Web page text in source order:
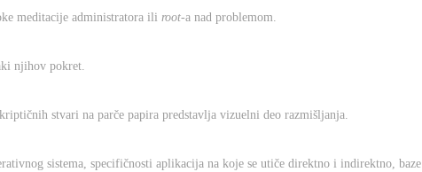
meditacije administratora ili root-a nad problemom.
njihov pokret.
stvari na parče papira predstavlja vizuelni deo razmišljanja.
sistema, specifičnosti aplikacija na koje se utiče direktno i indirektno, baze